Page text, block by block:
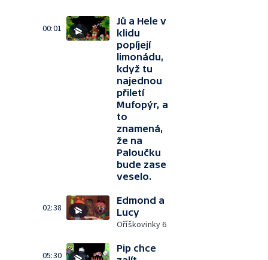
00:01
Jů a Hele v
klidu
popíjejí
limonádu,
když tu
najednou
přiletí
Mufopýr, a
to
znamená,
že na
Paloučku
bude zase
veselo.
02:38
Edmond a
Lucy
Oříškovinky 6
05:30
Pip chce